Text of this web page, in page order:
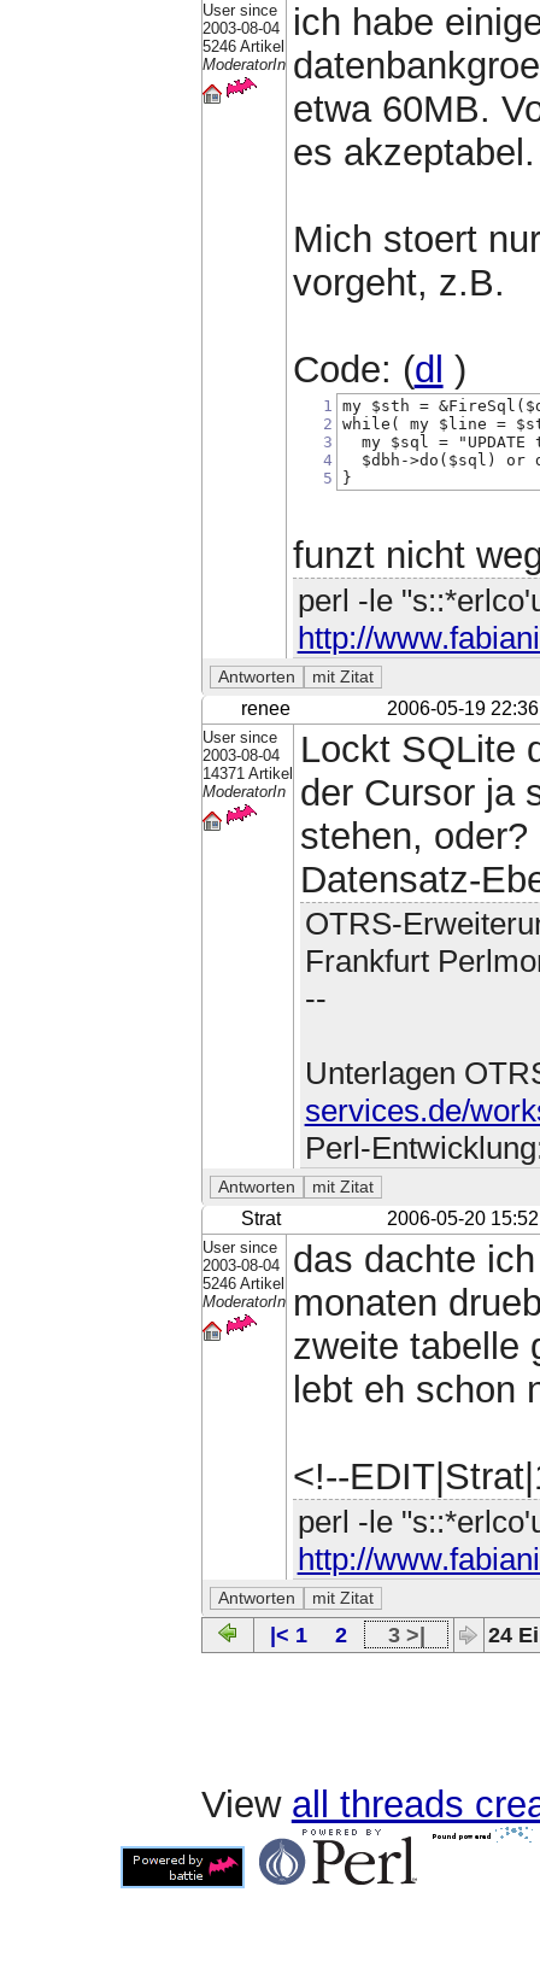
User since
2003-08-04
5246 Artikel
ModeratorIn
ich habe
etwa 60MB.
es akzeptabel.
Mich stoert
vorgeht, z.B.
Code: (dl )
1
2
3
4
5
my $sth =
while( my $line =
my $sql = "UPDATE
$dbh->do($sql) or
}
funzt nicht
perl -le
http://
renee 2006-05-19 22:36
User since
2003-08-04
14371 Artikel
ModeratorIn
Lockt SQLite
der Cursor ja
stehen,
Datensatz-
OTRS-
Frankfurt
--
Unterlagen
services.de/
Perl-
Strat 2006-05-20 15:52
User since
2003-08-04
5246 Artikel
ModeratorIn
das dachte
monaten
zweite tabelle
lebt eh schon
<!--
perl -le
http://
|< 1 2 3 >| 24
View all threads